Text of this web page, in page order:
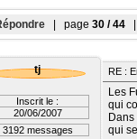
| page 30 / 44
tj
Inscrit le :
20/06/2007
3192 messages
RE :
Les
qui
qui